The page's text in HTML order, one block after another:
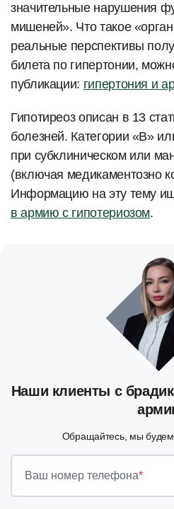
значительные нарушения
мишеней». Что такое
реальные перспективы
билета по гипертонии,
публикации: гипертония и
Гипотиреоз описан в 13
болезней. Категории «В»
при субклиническом или
(включая медикаментозно
Информацию на эту тему
в армию с гипотериозом.
Наши клиенты с
Обращайтесь, мы
Ваш номер телефона*